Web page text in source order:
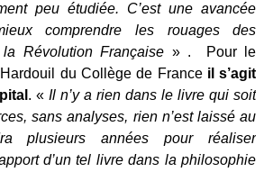
peu étudiée. C’est une avancée
comprendre les rouages des
Révolution Française » . Pour le
du Collège de Franceil s’agit
. « Il n’y a rien dans le livre qui soit
sans analyses, rien n’est laissé au
plusieurs années pour réaliser
d’un tel livre dans la philosophie